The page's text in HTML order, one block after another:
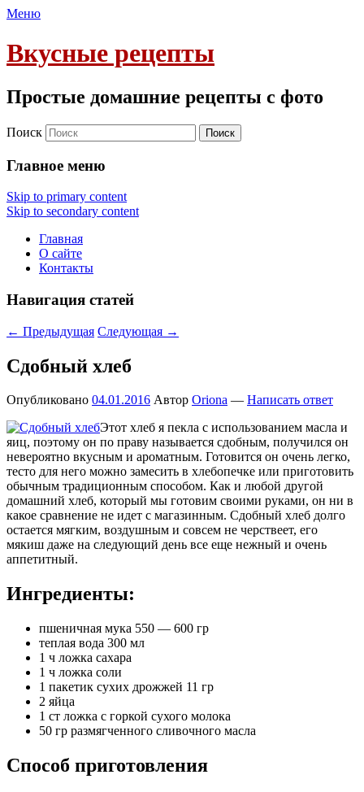
Меню
Вкусные рецепты
Простые домашние рецепты с фото
Поиск
Главное меню
Skip to primary content
Skip to secondary content
Главная
О сайте
Контакты
Навигация статей
← Предыдущая Следующая →
Сдобный хлеб
Опубликовано 04.01.2016 Автор Oriona — Написать ответ
Этот хлеб я пекла с использованием масла и
яиц, поэтому он по праву называется сдобным, получился он
невероятно вкусным и ароматным. Готовится он очень легко,
тесто для него можно замесить в хлебопечке или приготовить
обычным традиционным способом. Как и любой другой
домашний хлеб, который мы готовим своими руками, он ни в
какое сравнение не идет с магазинным. Сдобный хлеб долго
остается мягким, воздушным и совсем не черствеет, его
мякиш даже на следующий день все еще нежный и очень
аппетитный.
Ингредиенты:
пшеничная мука 550 — 600 гр
теплая вода 300 мл
1 ч ложка сахара
1 ч ложка соли
1 пакетик сухих дрожжей 11 гр
2 яйца
1 ст ложка с горкой сухого молока
50 гр размягченного сливочного масла
Способ приготовления